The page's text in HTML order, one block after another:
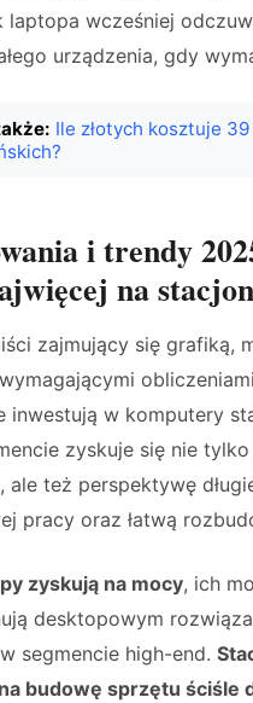
laptopa wcześniej
urządzenia, gdy
Ile złotych kosztuje
i trendy
na
zajmujący się grafiką,
inwestują w komputery
zyskuje się nie tylko
, ale też perspektywę
pracy oraz łatwą
zyskują na mocy, ich
desktopowym
segmencie high-end.
budowę sprzętu ściśle